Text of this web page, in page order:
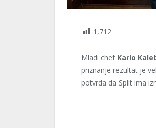
1,712
Mladi chef Karlo
priznanje rezultat je
potvrda da Split ima